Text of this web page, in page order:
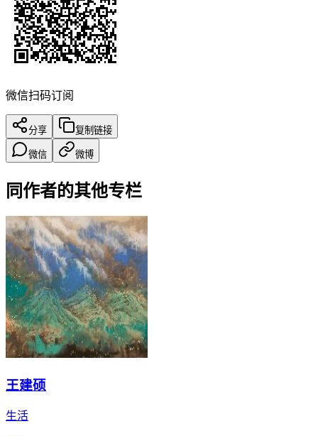
微信扫码订阅
分享 复制链接
微信 微博
同作者的其他专栏
王建硕
生活